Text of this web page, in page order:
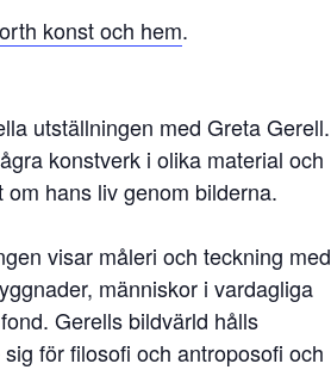
konst och hem.
utställningen med Greta Gerell.
konstverk i olika material och
hans liv genom bilderna.
visar måleri och teckning med
människor i vardagliga
Gerells bildvärld hålls
för filosofi och antroposofi och